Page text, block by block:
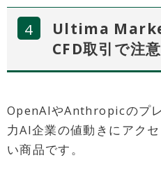
Ultima
CFD取引で注
OpenAIやAnthropicのプ
力AI企業の値動きにアク
い商品です。